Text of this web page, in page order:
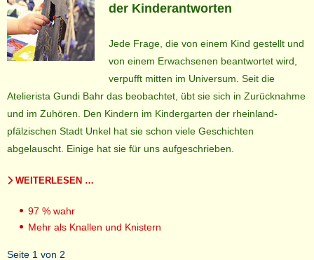
der Kinderantworten
Jede Frage, die von einem Kind gestellt und
von einem Erwachsenen beantwortet wird,
verpufft mitten im Universum. Seit die
Atelierista Gundi Bahr das beobachtet, übt sie sich in Zurücknahme
und im Zuhören. Den Kindern im Kindergarten der rheinland-
pfälzischen Stadt Unkel hat sie schon viele Geschichten
abgelauscht. Einige hat sie für uns aufgeschrieben.
WEITERLESEN …
97 % wahr
Mehr als Knallen und Knistern
Seite 1 von 2